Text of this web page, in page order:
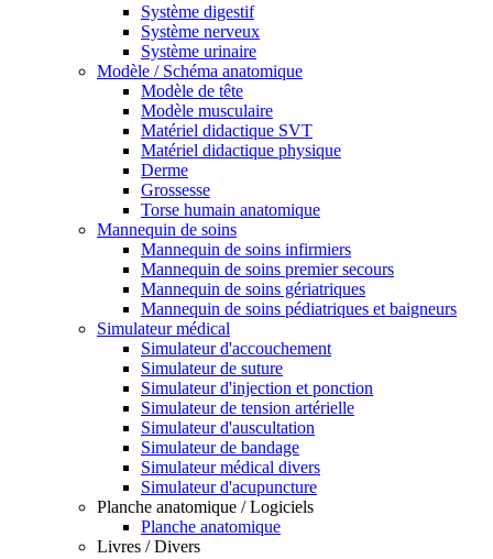
Système digestif
Système nerveux
Système urinaire
Modèle / Schéma anatomique
Modèle de tête
Modèle musculaire
Matériel didactique SVT
Matériel didactique physique
Derme
Grossesse
Torse humain anatomique
Mannequin de soins
Mannequin de soins infirmiers
Mannequin de soins premier secours
Mannequin de soins gériatriques
Mannequin de soins pédiatriques et baigneurs
Simulateur médical
Simulateur d'accouchement
Simulateur de suture
Simulateur d'injection et ponction
Simulateur de tension artérielle
Simulateur d'auscultation
Simulateur de bandage
Simulateur médical divers
Simulateur d'acupuncture
Planche anatomique / Logiciels
Planche anatomique
Livres / Divers